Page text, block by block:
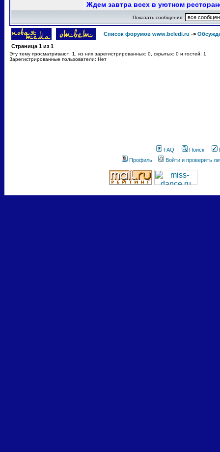
Ждем завтра всех в уютном
Показать сообщения:
Список форумов www.beledi.ru ->
Страница 1 из 1
Эту тему просматривают: 1
, из них зарегистрированных: 0, скрытых: 0 и гостей: 1
Зарегистрированные пользователи: Нет
FAQ Поиск
Профиль
Войти и проверить